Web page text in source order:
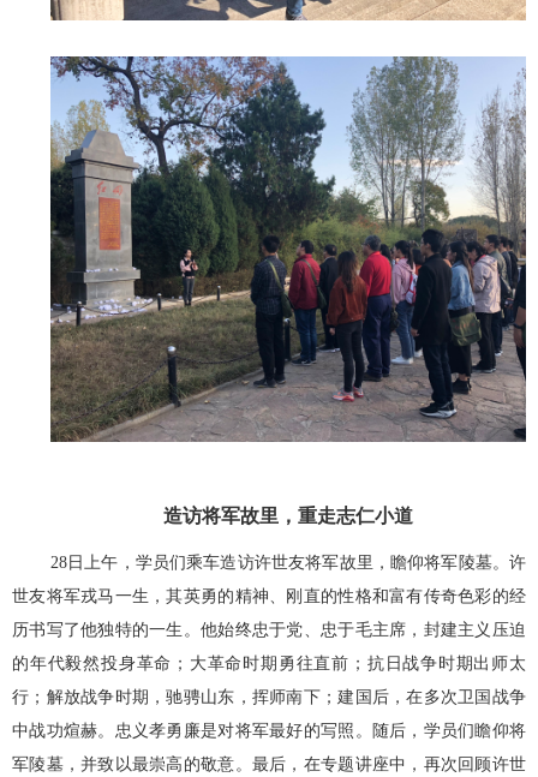
造访将军故里，重走志仁小道
28日上午，学员们乘车造访许世友将军故里，瞻仰将军陵墓。许
世友将军戎马一生，其英勇的精神、刚直的性格和富有传奇色彩的经
历书写了他独特的一生。他始终忠于党、忠于毛主席，封建主义压迫
的年代毅然投身革命；大革命时期勇往直前；抗日战争时期出师太
行；解放战争时期，驰骋山东，挥师南下；建国后，在多次卫国战争
中战功煊赫。忠义孝勇廉是对将军最好的写照。随后，学员们瞻仰将
军陵墓，并致以最崇高的敬意。最后，在专题讲座中，再次回顾许世